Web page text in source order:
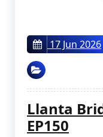
17 Jun 2026
Llanta
EP150